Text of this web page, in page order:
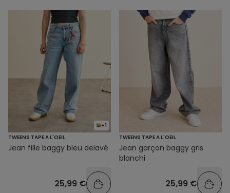
+1
TWEENS TAPE A L'OEIL
Jean fille baggy bleu delavé
25,99 €
TWEENS TAPE A L'OEIL
Jean garçon baggy gris
blanchi
25,99 €